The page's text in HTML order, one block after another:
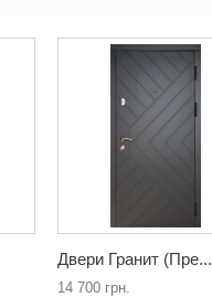
Двери Гранит (Пре...
14 700 грн.